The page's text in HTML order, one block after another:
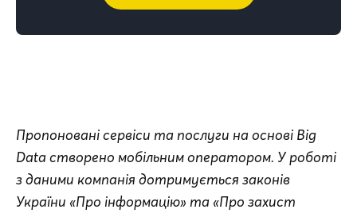
Пропоновані сервіси та послуги на основі Big
Data створено мобільним оператором. У роботі
з даними компанія дотримується законів
України «Про інформацію» та «Про захист